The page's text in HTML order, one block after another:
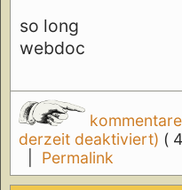
so long
webdoc
derzeit deaktiviert) (
Permalink